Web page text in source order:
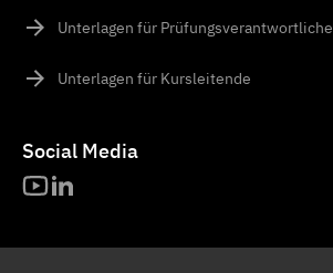
Unterlagen für Prüfungsverantwortliche
Unterlagen für Kursleitende
Social Media